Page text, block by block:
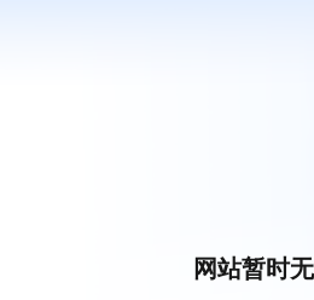
网站暂时